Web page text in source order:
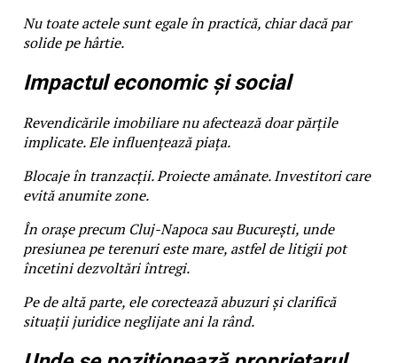
Nu toate actele sunt egale în practică, chiar dacă par
solide pe hârtie.
Impactul economic și social
Revendicările imobiliare nu afectează doar părțile
implicate. Ele influențează piața.
Blocaje în tranzacții. Proiecte amânate. Investitori care
evită anumite zone.
În orașe precum Cluj-Napoca sau București, unde
presiunea pe terenuri este mare, astfel de litigii pot
încetini dezvoltări întregi.
Pe de altă parte, ele corectează abuzuri și clarifică
situații juridice neglijate ani la rând.